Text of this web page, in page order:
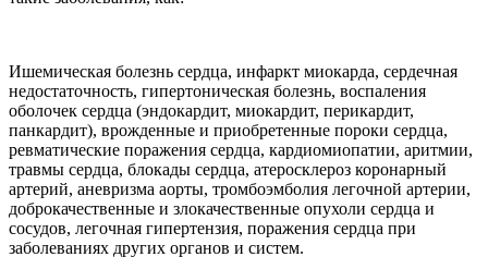
Ишемическая болезнь сердца, инфаркт миокарда, сердечная
недостаточность, гипертоническая болезнь, воспаления
оболочек сердца (эндокардит, миокардит, перикардит,
панкардит), врожденные и приобретенные пороки сердца,
ревматические поражения сердца, кардиомиопатии, аритмии,
травмы сердца, блокады сердца, атеросклероз коронарный
артерий, аневризма аорты, тромбоэмболия легочной артерии,
доброкачественные и злокачественные опухоли сердца и
сосудов, легочная гипертензия, поражения сердца при
заболеваниях других органов и систем.